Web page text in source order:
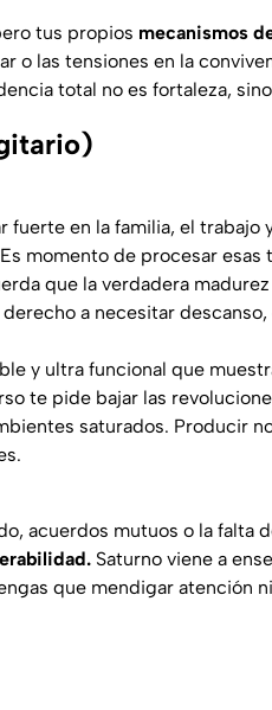
tus propios mecanismos
o las tensiones en la
total no es fortaleza,
fuerte en la familia, el trabajo
Es momento de procesar esas
que la verdadera
a necesitar
y ultra funcional que
te pide bajar las
saturados. Producir
acuerdos mutuos o la falta
Saturno viene a
que mendigar atención